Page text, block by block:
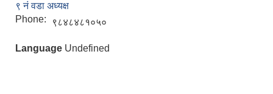
९ नं वडा अध्यक्ष
Phone:
९८४८४८१०५०
Language Undefined